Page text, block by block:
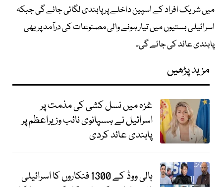
میں شریک افراد کے اسپین داخلے پر پابندی لگائی جائے گی جبکہ
اسرائیلی بستیوں میں تیار ہونے والی مصنوعات کی درآمد پر بھی
پابندی عائد کی جائے گی۔
مزید پڑھیں
غزہ میں نسل کشی کی مذمت پر
اسرائیل نے ہسپانوی نائب وزیراعظم پر
پابندی عائد کردی
ہالی ووڈ کے 1300 فنکاروں کا اسرائیلی